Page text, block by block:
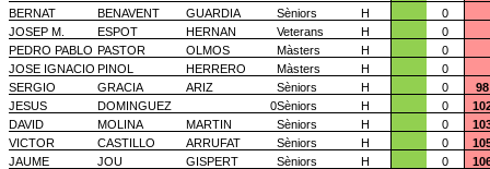
BERNAT
BENAVENT GUARDIA Sèniors H
0
JOSEP M.
ESPOT HERNAN Veterans H
0
PEDRO PABLO PASTOR OLMOS Màsters H
0
JOSE IGNACIO PINOL HERRERO Màsters H
0
SERGIO
GRACIA ARIZ Sèniors H 0
98
JESUS
DOMINGUEZ 0Sèniors H 0
DAVID
MOLINA MARTIN Sèniors H 0
VICTOR
CASTILLO ARRUFAT Sèniors H 0
JAUME
JOU GISPERT Sèniors H 0